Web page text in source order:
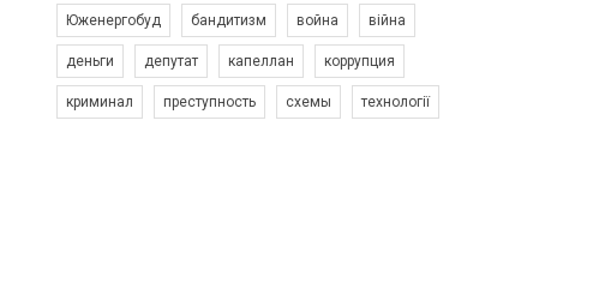
Юженергобуд бандитизм война війна
деньги депутат капеллан коррупция
криминал преступность схемы технології